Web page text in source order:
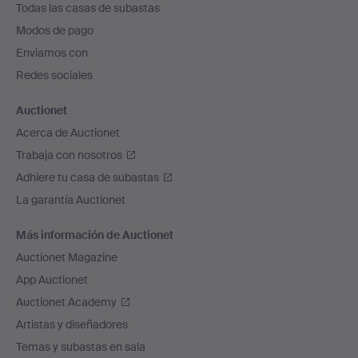
pie
de
página
Todas las casas de subastas
Modos de pago
Enviamos con
Redes sociales
Auctionet
Acerca de Auctionet
Trabaja con nosotros
Adhiere tu casa de subastas
La garantía Auctionet
Más información de Auctionet
Auctionet Magazine
App Auctionet
Auctionet Academy
Artistas y diseñadores
Temas y subastas en sala